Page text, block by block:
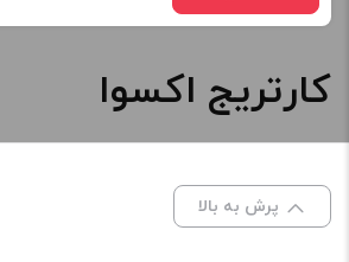
نوع کویل :
برای فعال شدن سبد خرید و نمایش قیمت ،
کارتریج اکسوا
پرش به بالا